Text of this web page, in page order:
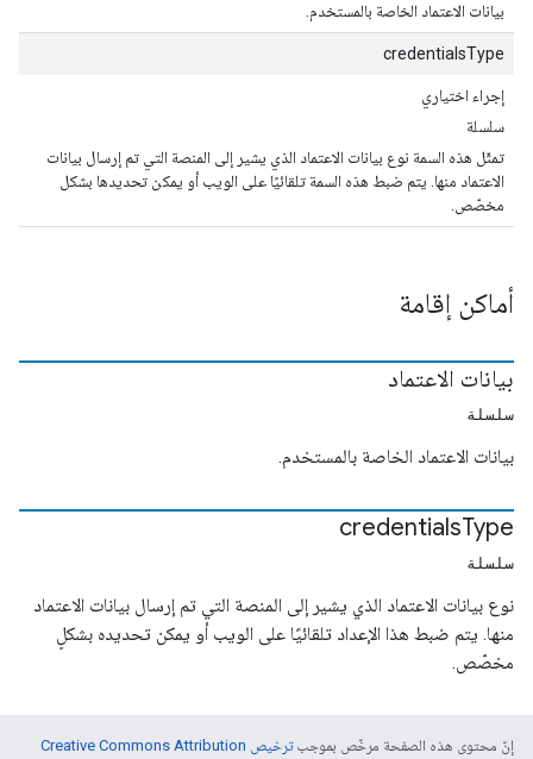
بيانات الاعتماد الخاصة بالمستخدم.
credentialsType
إجراء اختياري
سلسلة
تمثّل هذه السمة نوع بيانات الاعتماد الذي يشير إلى المنصة التي تم إرسال بيانات
الاعتماد منها. يتم ضبط هذه السمة تلقائيًا على الويب أو يمكن تحديدها بشكل
مخصّص.
أماكن إقامة
بيانات الاعتماد
سلسلة
بيانات الاعتماد الخاصة بالمستخدم.
credentialsType
سلسلة
نوع بيانات الاعتماد الذي يشير إلى المنصة التي تم إرسال بيانات الاعتماد
منها. يتم ضبط هذا الإعداد تلقائيًا على الويب أو يمكن تحديده بشكلٍ
مخصّص.
إنّ محتوى هذه الصفحة مرخّص بموجب
ترخيص Creative Commons Attribution